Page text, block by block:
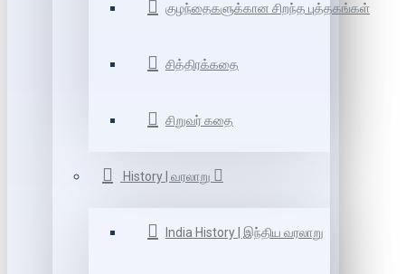
குழந்தைகளுக்கான சிறந்த புத்தகங்கள்
சித்திரக்கதை
சிறுவர் கதை
History | வரலாறு
India History | இந்திய வரலாறு